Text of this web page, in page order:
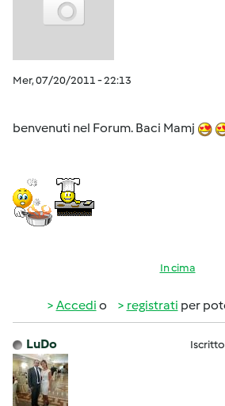
Mer, 07/20/2011 - 22:13
benvenuti nel Forum. Baci Mamj
In cima
Accedi o registrati per
LuDo